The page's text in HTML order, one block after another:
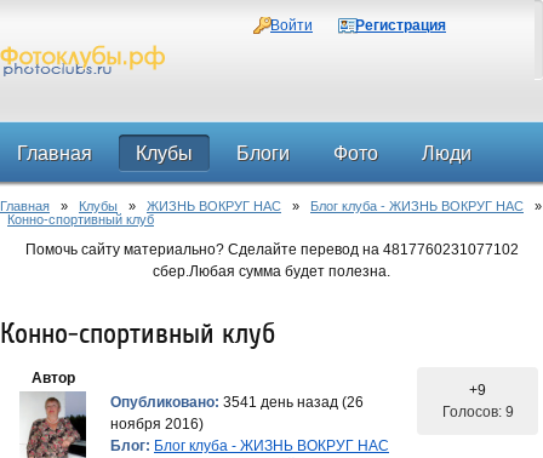
Войти Регистрация
Главная Клубы Блоги Фото Люди
Форум
Главная » Клубы » ЖИЗНЬ ВОКРУГ НАС » Блог клуба - ЖИЗНЬ ВОКРУГ НАС »
Конно-спортивный клуб
Помочь сайту материально? Сделайте перевод на 4817760231077102
сбер.Любая сумма будет полезна.
Конно-спортивный клуб
Автор
Опубликовано: 3541 день назад (26
ноября 2016)
Блог: Блог клуба - ЖИЗНЬ ВОКРУГ НАС
+9
Голосов: 9